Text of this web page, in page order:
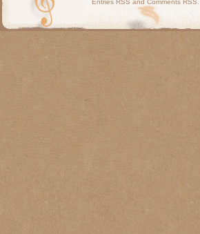
Entries RSS and Comments RSS